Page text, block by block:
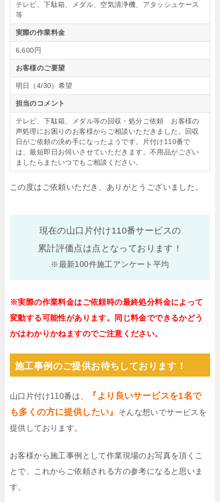
テレビ、下駄箱、メダル、空気清浄機、アタッシュケース
等
実際の作業料金
6,600円
お客様のご要望
明日（4/30）希望
担当のコメント
テレビ、下駄箱、メダル等の回収・処分ご依頼 お客様の
声処理にお困りのお客様からご相談いただきました。回収
日がご依頼の決め手になったようです。片付け110番で
は、最短即日お伺いさせていただきます。不用品がござい
ましたらまたいつでもご相談ください。
この度はご依頼いただき、ありがとうございました。
現在の山口片付け110番サービスの
累計評価点は点となっております！
※最新100件施工アンケート平均
※実際の作業料金はご依頼時の最終処分料金によって
変動する可能性があります。同じ料金でできるかどう
かはわかりかねますのでご注意ください。
施工事例のご提供お待ちしております！
山口片付け110番は、
『より良いサービスを1名で
も多くの方に提供したい』
そんな想いでサービスを
提供しております。
お客様から施工事例として作業現場のお写真を頂くこ
とで、これからご依頼される方の参考になると思いま
す。